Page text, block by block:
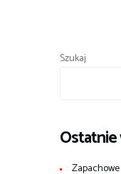
Szukaj